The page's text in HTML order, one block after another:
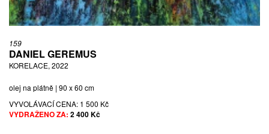
159
DANIEL GEREMUS
KORELACE, 2022
olej na plátně | 90 x 60 cm
VYVOLÁVACÍ CENA: 1 500 Kč
VYDRAŽENO ZA: 2 400 Kč